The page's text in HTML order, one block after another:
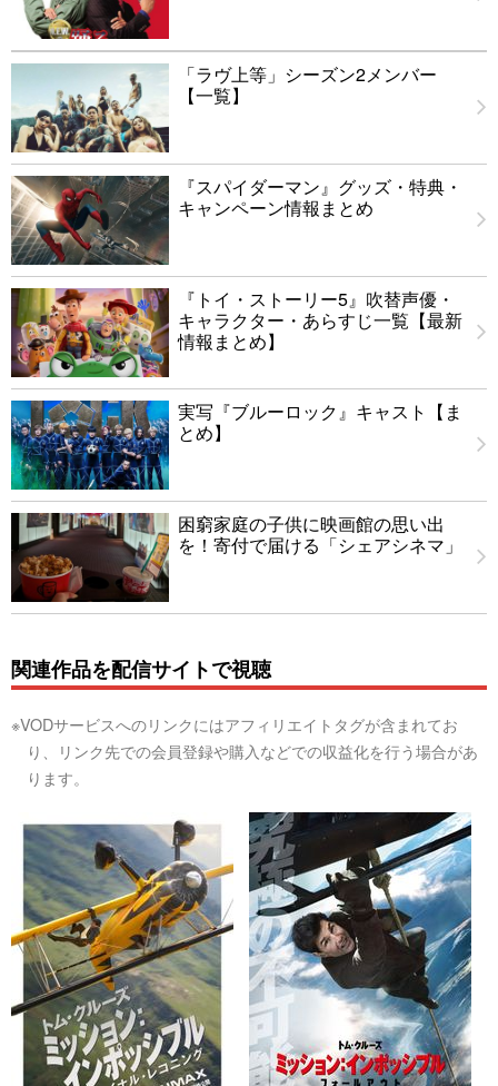
「ラヴ上等」シーズン2メンバー
【一覧】
『スパイダーマン』グッズ・特典・
キャンペーン情報まとめ
『トイ・ストーリー5』吹替声優・
キャラクター・あらすじ一覧【最新
情報まとめ】
実写『ブルーロック』キャスト【ま
とめ】
困窮家庭の子供に映画館の思い出
を！寄付で届ける「シェアシネマ」
関連作品を配信サイトで視聴
※VODサービスへのリンクにはアフィリエイトタグが含まれてお
り、リンク先での会員登録や購入などでの収益化を行う場合があ
ります。